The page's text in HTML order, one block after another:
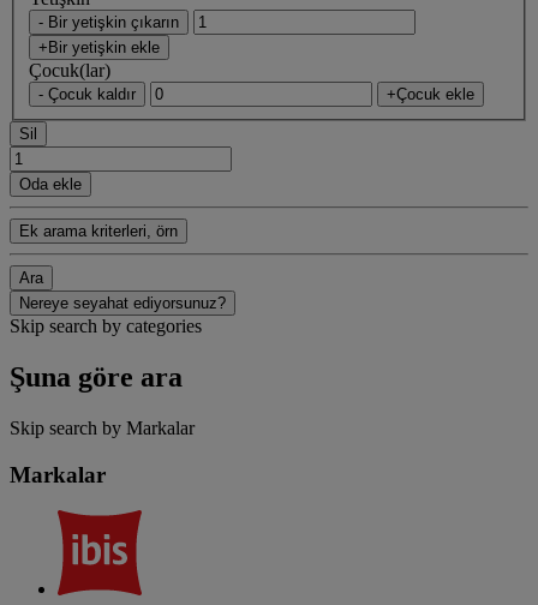
- Bir yetişkin çıkarın
+Bir yetişkin ekle
Çocuk(lar)
- Çocuk kaldır +Çocuk ekle
Sil
Oda ekle
Ek arama kriterleri, örn
Ara
Nereye seyahat ediyorsunuz?
Skip search by categories
Şuna göre ara
Skip search by Markalar
Markalar